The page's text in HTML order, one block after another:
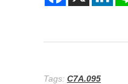
Tags: C7A.095